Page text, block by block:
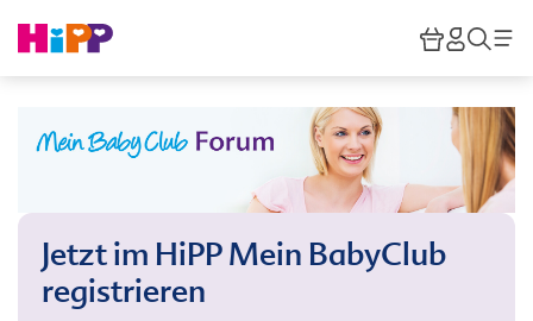
HiPP
Jetzt im HiPP Mein BabyClub
registrieren